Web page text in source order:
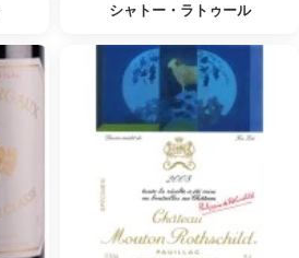
シャトー・ラトゥール